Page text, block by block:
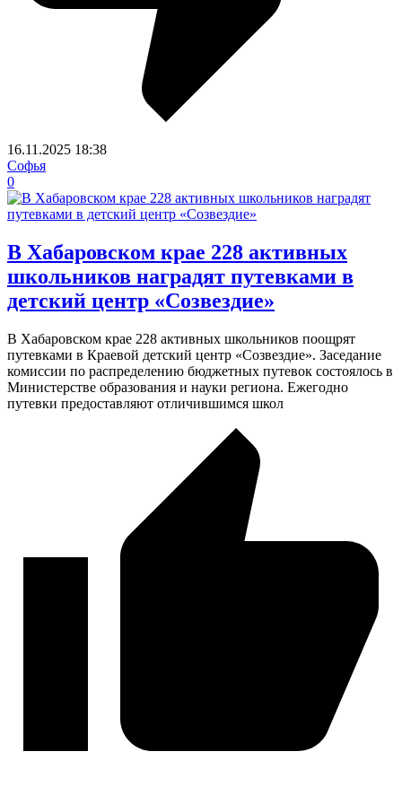
16.11.2025 18:38
Софья
0
В Хабаровском крае 228 активных
школьников наградят путевками в
детский центр «Созвездие»
В Хабаровском крае 228 активных школьников поощрят
путевками в Краевой детский центр «Созвездие». Заседание
комиссии по распределению бюджетных путевок состоялось в
Министерстве образования и науки региона. Ежегодно
путевки предоставляют отличившимся школ